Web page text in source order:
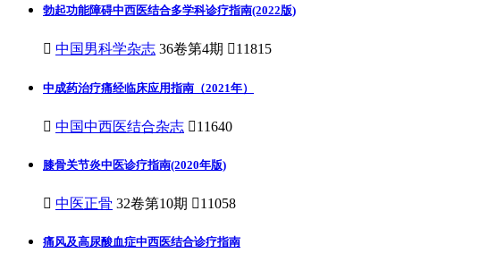
勃起功能障碍中西医结合多学科诊疗指南(2022版)
 中国男科学杂志 36卷第4期 11815
中成药治疗痛经临床应用指南（2021年）
 中国中西医结合杂志 11640
膝骨关节炎中医诊疗指南(2020年版)
 中医正骨 32卷第10期 11058
痛风及高尿酸血症中西医结合诊疗指南